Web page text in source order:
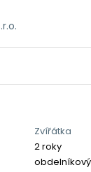
Zvířátka
2 roky
obdelníkový